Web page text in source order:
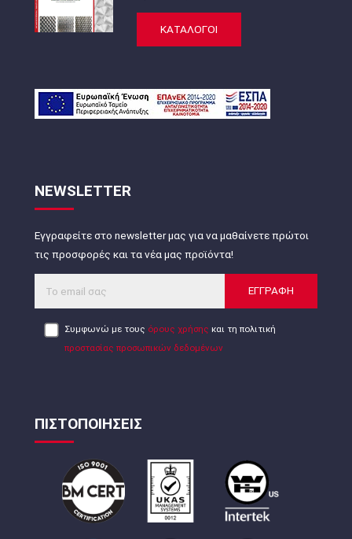
ΚΑΤΑΛΟΓΟΙ
NEWSLETTER
Εγγραφείτε στο newsletter μας για να μαθαίνετε πρώτοι
τις προσφορές και τα νέα μας προϊόντα!
ΕΓΓΡΑΦΗ
Συμφωνώ με τους όρους χρήσης και τη πολιτική
προστασίας προσωπικών δεδομένων
ΠΙΣΤΟΠΟΙΗΣΕΙΣ